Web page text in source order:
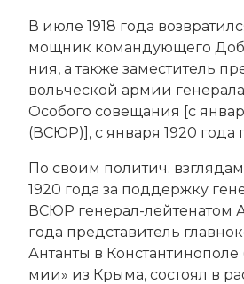
В ию­ле 1918 года
мощ­ник ко­мандующего
ния, а так­же заместитель
вольческой ар­мии
Осо­бо­го со­ве­ща­ния [с
(ВСЮР)], с января 1920
По сво­им по­ли­тич.
1920 года за под­держ­ку
ВСЮР генерал-лейтенатом
года пред­ста­ви­тель
Ан­тан­ты в Кон­стан­ти­но­по­ле
мии» из Кры­ма, со­сто­ял в